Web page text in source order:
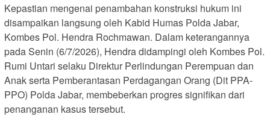
Kepastian mengenai penambahan konstruksi hukum ini
disampaikan langsung oleh Kabid Humas Polda Jabar,
Kombes Pol. Hendra Rochmawan. Dalam keterangannya
pada Senin (6/7/2026), Hendra didampingi oleh Kombes Pol.
Rumi Untari selaku Direktur Perlindungan Perempuan dan
Anak serta Pemberantasan Perdagangan Orang (Dit PPA-
PPO) Polda Jabar, membeberkan progres signifikan dari
penanganan kasus tersebut.